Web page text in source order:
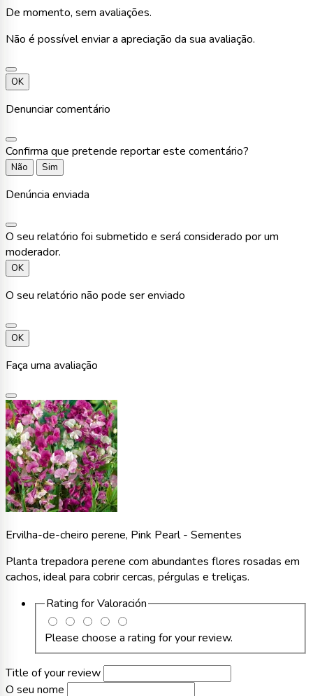
De momento, sem avaliações.
Não é possível enviar a apreciação da sua avaliação.
OK
Denunciar comentário
Confirma que pretende reportar este comentário?
Não Sim
Denúncia enviada
O seu relatório foi submetido e será considerado por um
moderador.
OK
O seu relatório não pode ser enviado
OK
Faça uma avaliação
Ervilha-de-cheiro perene, Pink Pearl - Sementes
Planta trepadora perene com abundantes flores rosadas em
cachos, ideal para cobrir cercas, pérgulas e treliças.
Rating forValoración
Please choose a rating for your review.
Title of your review
O seu nome